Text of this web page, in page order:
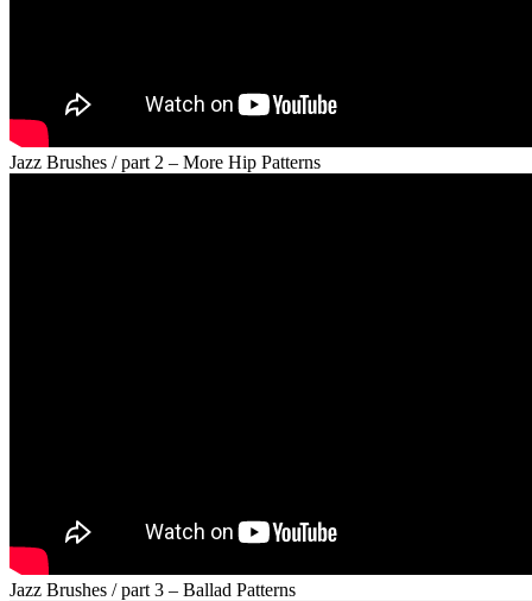
Jazz Brushes / part 2 – More Hip Patterns
Jazz Brushes / part 3 – Ballad Patterns